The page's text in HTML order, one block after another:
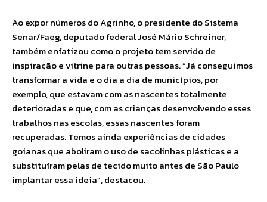
Ao expor números do Agrinho, o presidente do Sistema
Senar/Faeg, deputado federal José Mário Schreiner,
também enfatizou como o projeto tem servido de
inspiração e vitrine para outras pessoas. “Já conseguimos
transformar a vida e o dia a dia de municípios, por
exemplo, que estavam com as nascentes totalmente
deterioradas e que, com as crianças desenvolvendo esses
trabalhos nas escolas, essas nascentes foram
recuperadas. Temos ainda experiências de cidades
goianas que aboliram o uso de sacolinhas plásticas e a
substituíram pelas de tecido muito antes de São Paulo
implantar essa ideia”, destacou.